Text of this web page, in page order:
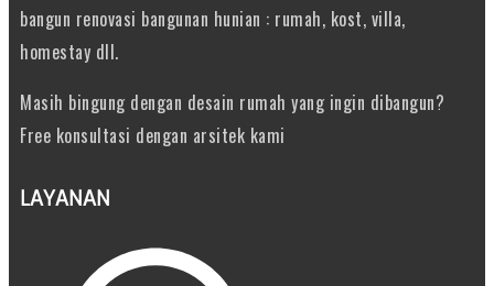
bangun renovasi bangunan hunian : rumah, kost, villa,
homestay dll.
Masih bingung dengan desain rumah yang ingin dibangun?
Free konsultasi dengan arsitek kami
LAYANAN